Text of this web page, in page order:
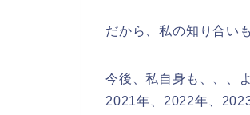
だから、私の知り合い
今後、私自身も、、、
2021年、2022年、